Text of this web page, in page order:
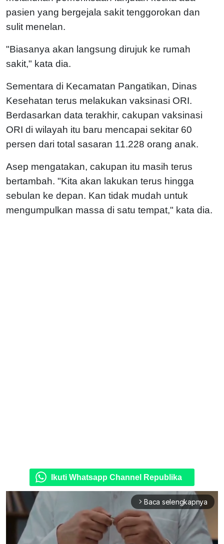
pasien yang bergejala sakit tenggorokan dan
sulit menelan.
"Biasanya akan langsung dirujuk ke rumah
sakit," kata dia.
Sementara di Kecamatan Pangatikan, Dinas
Kesehatan terus melakukan vaksinasi ORI.
Berdasarkan data terakhir, cakupan vaksinasi
ORI di wilayah itu baru mencapai sekitar 60
persen dari total sasaran 11.228 orang anak.
Asep mengatakan, cakupan itu masih terus
bertambah. "Kita akan lakukan terus hingga
sebulan ke depan. Kan tidak mudah untuk
mengumpulkan massa di satu tempat," kata dia.
Ikuti Whatsapp Channel Republika
arrow_forward_ios Baca selengkapnya